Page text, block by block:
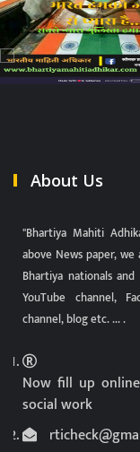
About Us
"Bhartiya Mahiti
above News paper,
Bhartiya nationals
YouTube channel,
channel, blog etc. ... .
Now fill up
social work